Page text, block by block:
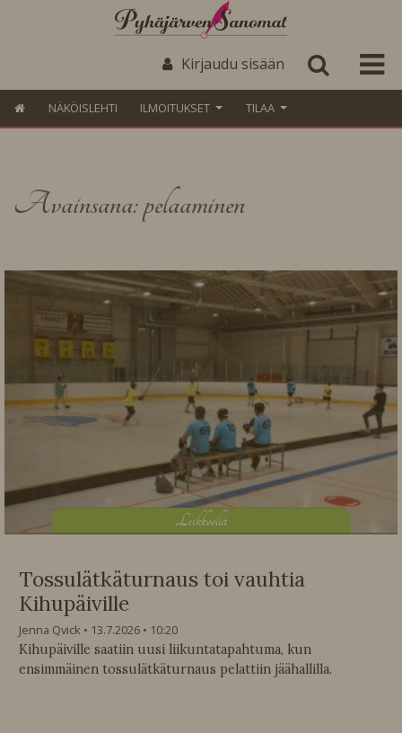
Kirjaudu sisään
NÄKÖISLEHTI ILMOITUKSET TILAA
Avainsana: pelaaminen
Liikkeellä
Tossulätkäturnaus toi vauhtia
Kihupäiville
Jenna Qvick 13.7.2026
10:20
Kihupäiville saatiin uusi liikuntatapahtuma, kun
ensimmäinen tossulätkäturnaus pelattiin jäähallilla.